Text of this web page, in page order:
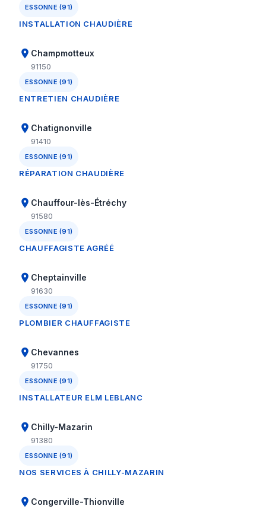
ESSONNE (91)
INSTALLATION CHAUDIÈRE
Champmotteux
91150
ESSONNE (91)
ENTRETIEN CHAUDIÈRE
Chatignonville
91410
ESSONNE (91)
RÉPARATION CHAUDIÈRE
Chauffour-lès-Étréchy
91580
ESSONNE (91)
CHAUFFAGISTE AGRÉÉ
Cheptainville
91630
ESSONNE (91)
PLOMBIER CHAUFFAGISTE
Chevannes
91750
ESSONNE (91)
INSTALLATEUR ELM LEBLANC
Chilly-Mazarin
91380
ESSONNE (91)
NOS SERVICES À CHILLY-MAZARIN
Congerville-Thionville